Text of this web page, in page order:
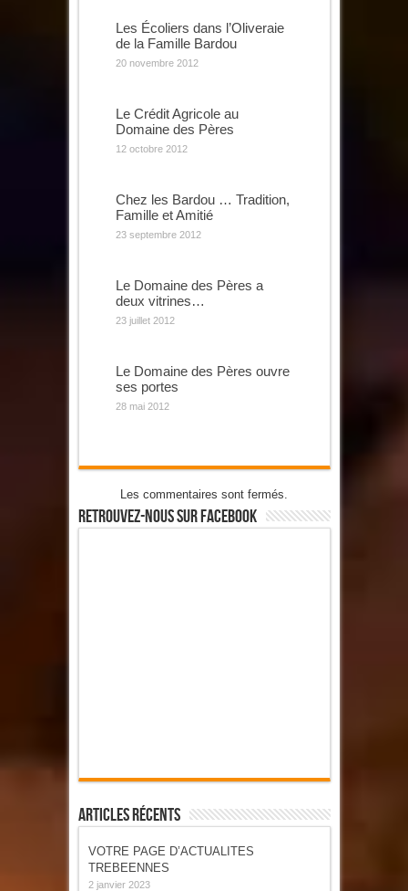
Les Écoliers dans l’Oliveraie
de la Famille Bardou
20 novembre 2012
Le Crédit Agricole au
Domaine des Pères
12 octobre 2012
Chez les Bardou … Tradition,
Famille et Amitié
23 septembre 2012
Le Domaine des Pères a
deux vitrines…
23 juillet 2012
Le Domaine des Pères ouvre
ses portes
28 mai 2012
Les commentaires sont fermés.
Retrouvez-Nous Sur Facebook
Articles Récents
VOTRE PAGE D’ACTUALITES
TREBEENNES
2 janvier 2023